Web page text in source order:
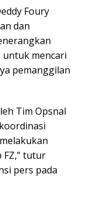
Foury
dan
untuk mencari
pemanggilan
Tim Opsnal
tutur
pers pada